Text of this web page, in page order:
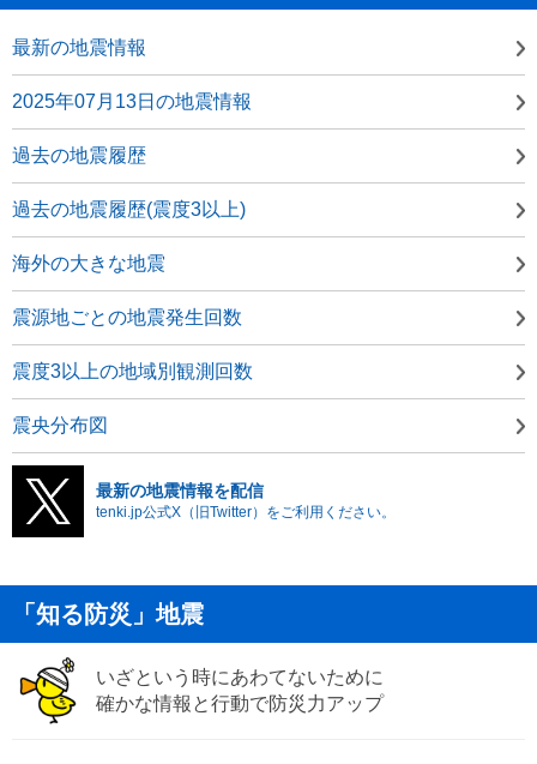
最新の地震情報
2025年07月13日の地震情報
過去の地震履歴
過去の地震履歴(震度3以上)
海外の大きな地震
震源地ごとの地震発生回数
震度3以上の地域別観測回数
震央分布図
最新の地震情報を配信
tenki.jp公式X（旧Twitter）をご利用ください。
「知る防災」地震
いざという時にあわてないために
確かな情報と行動で防災力アップ